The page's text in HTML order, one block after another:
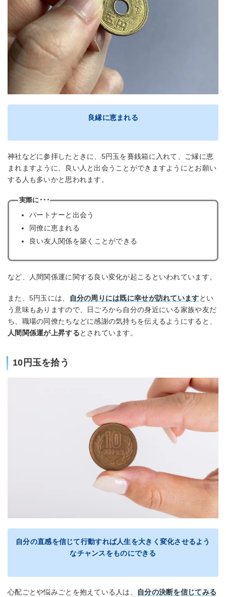
良縁に恵まれる
神社などに参拝したときに、5円玉を賽銭箱に入れて、ご縁に恵
まれますように、良い人と出会うことができますようにとお願い
する人も多いかと思われます。
実際に･･･
パートナーと出会う
同僚に恵まれる
良い友人関係を築くことができる
など、人間関係運に関する良い変化が起こるといわれています。
また、5円玉には、 自分の周りには既に幸せが訪れていますとい
う意味もありますので、日ごろから自分の身近にいる家族や友だ
ち、職場の同僚たちなどに感謝の気持ちを伝えるようにすると、
人間関係運が上昇するとされています。
10円玉を拾う
自分の直感を信じて行動すれば人生を大きく変化させるよう
なチャンスをものにできる
心配ごとや悩みごとを抱えている人は、
自分の決断を信じてみる